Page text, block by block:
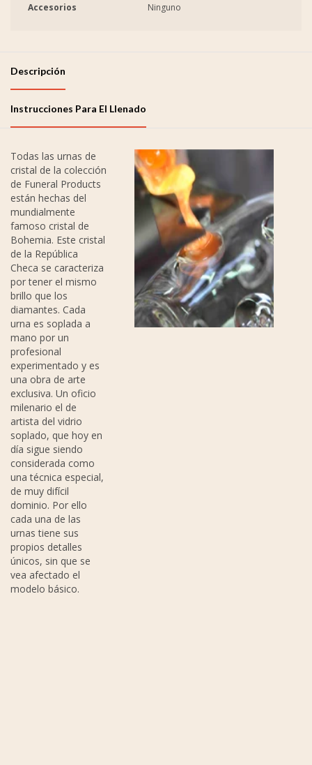
Accesorios
Ninguno
Descripción
Instrucciones Para El Llenado
Todas las urnas de
cristal de la colección
de Funeral Products
están hechas del
mundialmente
famoso cristal de
Bohemia. Este cristal
de la República
Checa se caracteriza
por tener el mismo
brillo que los
diamantes. Cada
urna es soplada a
mano por un
profesional
experimentado y es
una obra de arte
exclusiva. Un oficio
milenario el de
artista del vidrio
soplado, que hoy en
día sigue siendo
considerada como
una técnica especial,
de muy difícil
dominio. Por ello
cada una de las
urnas tiene sus
propios detalles
únicos, sin que se
vea afectado el
modelo básico.